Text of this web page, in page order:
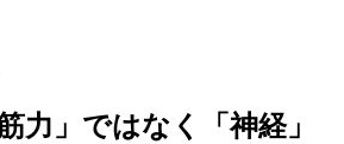
力」ではなく「神経」